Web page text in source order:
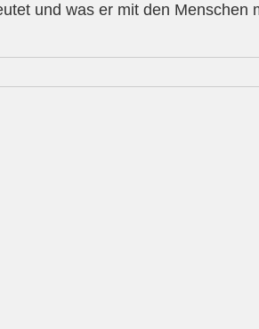
und was er mit den Menschen